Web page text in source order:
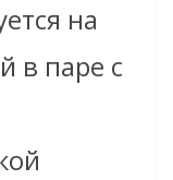
на
в паре с